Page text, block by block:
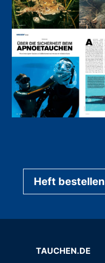
Heft bestellen
TAUCHEN.DE